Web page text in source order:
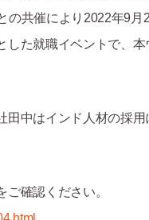
の共催により2022年9月
した就職イベントで、
中はインド人材の採
確認ください。